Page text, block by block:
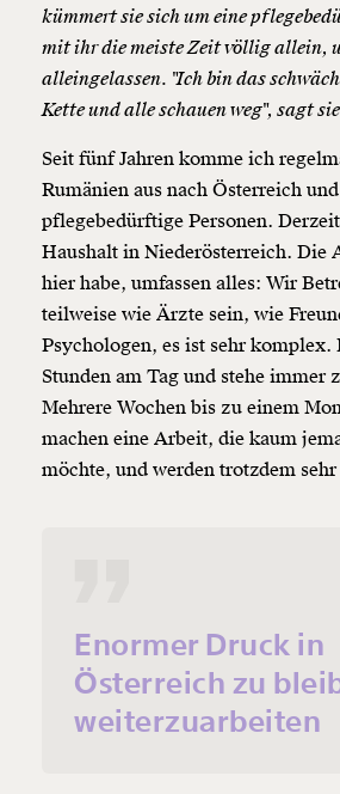
kümmert sie sich um eine
mit ihr die meiste Zeit völlig allein,
alleingelassen. "Ich bin das
Kette und alle schauen weg", sagt
Seit fünf Jahren komme ich
Rumänien aus nach Österreich
pflegebedürftige Personen.
Haushalt in Niederösterreich. Die
hier habe, umfassen alles: Wir
teilweise wie Ärzte sein, wie
Psychologen, es ist sehr komplex.
Stunden am Tag und stehe immer
Mehrere Wochen bis zu einem
machen eine Arbeit, die kaum
möchte, und werden trotzdem
Enormer Druck in
Österreich zu
weiterzuarbeiten